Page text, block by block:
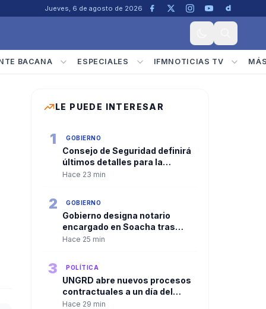
Jueves, 6 de agosto de 2026
BACANA ESPECIALES IFMNOTICIAS TV
LE PUEDE INTERESAR
1 GOBIERNO
Consejo de Seguridad definirá
últimos detalles para la
posesión presidencial en Cali
Hace 23 min
2 GOBIERNO
Gobierno designa notario
encargado en Soacha tras
retiro forzoso del titular
Hace 25 min
3 POLÍTICA
UNGRD abre nuevos procesos
contractuales a un día del
cambio de gobierno y
Hace 29 min